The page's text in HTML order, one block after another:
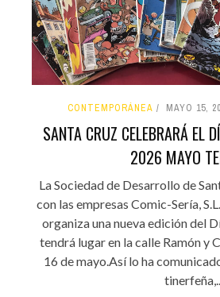
CONTEMPORÁNEA MAYO 15,
SANTA CRUZ CELEBRARÁ EL
2026 MAYO
La Sociedad de Desarrollo de
con las empresas Comic-Sería,
organiza una nueva edición del
tendrá lugar en la calle Ramón y
16 de mayo.Así lo ha